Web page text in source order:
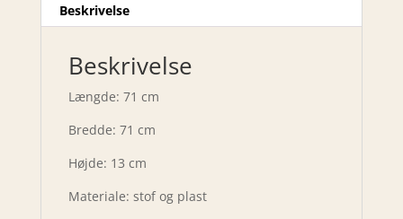
Beskrivelse
Beskrivelse
Længde: 71 cm
Bredde: 71 cm
Højde: 13 cm
Materiale: stof og plast